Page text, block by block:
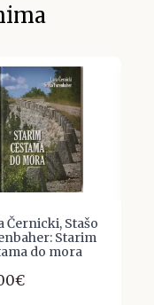
Černicki, Stašo
Starim
do mora